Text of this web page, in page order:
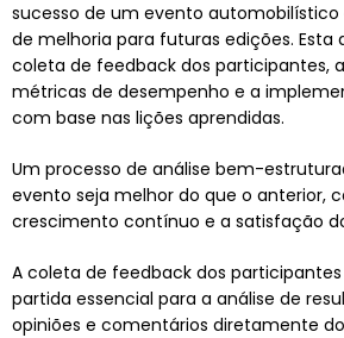
sucesso de um evento
de melhoria para futuras edições. Esta
coleta de feedback dos participantes,
métricas de desempenho e a
com base nas lições aprendidas.
Um processo de análise bem-
evento seja melhor do que o anterior,
crescimento contínuo e a satisfação
A coleta de feedback dos
partida essencial para a análise de
opiniões e comentários diretamente